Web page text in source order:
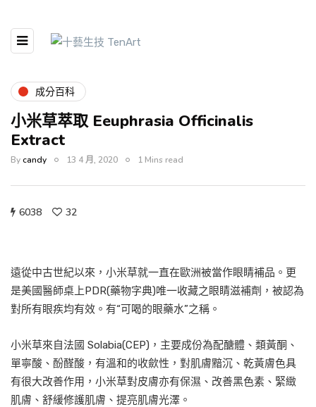
成分百科
小米草萃取 Eeuphrasia Officinalis
Extract
Bycandy 13 4 月, 2020 1 Mins read
6038 32
遠從中古世紀以來，小米草就一直在歐洲被當作眼睛補品。更
是美國醫師桌上PDR(藥物字典)唯一收藏之眼睛滋補劑，被認為
對所有眼疾均有效。有“可喝的眼藥水”之稱。
小米草來自法國 Solabia(CEP)，主要成份為配醣體、類黃酮、
單寧酸、酚醛酸，有溫和的收歛性，對肌膚黯沉、乾黃膚色具
有很大改善作用，小米草對皮膚亦有保濕、改善黑色素、緊緻
肌膚、舒緩修護肌膚、提亮肌膚光澤。